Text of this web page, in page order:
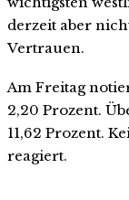
derzeit aber
Vertrauen.
Am Freitag
2,20 Prozent.
11,62 Prozent.
reagiert.